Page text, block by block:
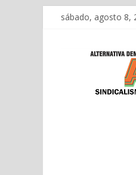
Saltarsábado, agosto 8,
ADS